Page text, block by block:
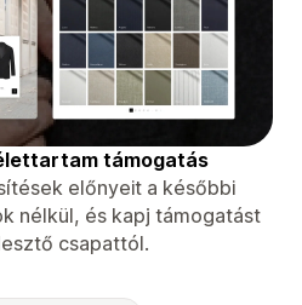
támogatás
előnyeit a későbbi
nélkül, és kapj támogatást
csapattól.